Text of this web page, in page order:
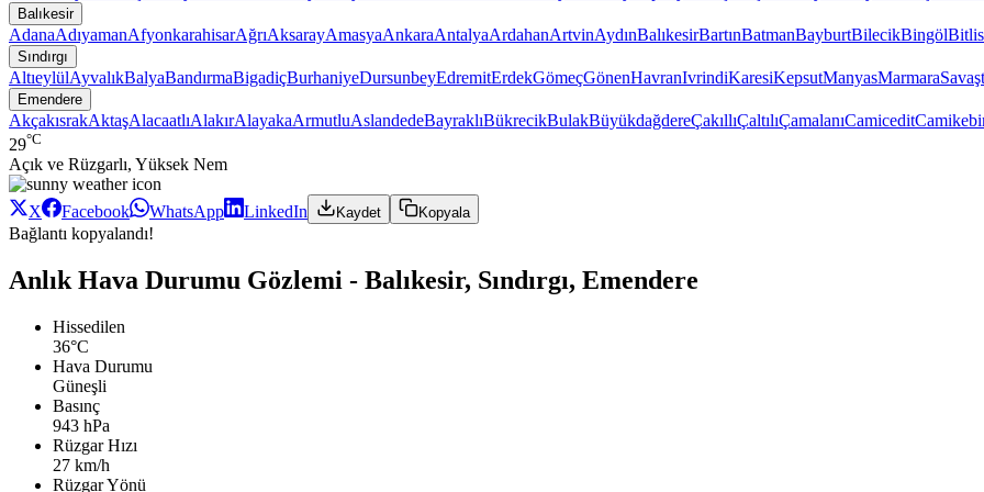
Balıkesir
AdanaAdıyamanAfyonkarahisarAğrıAksarayAmasyaAnkaraAntalyaArdahanArtvinAydınBalıkesirBartınBatmanBayburtBilecikBingölBitlis
Sındırgı
AltıeylülAyvalıkBalyaBandırmaBigadiçBurhaniyeDursunbeyEdremitErdekGömeçGönenHavranIvrindiKaresiKepsutManyasMarmara
Emendere
AkçakısrakAktaşAlacaatlıAlakırAlayakaArmutluAslandedeBayraklıBükrecikBulakBüyükdağdereÇakıllıÇaltılıÇamalanıCamicedit
29°C
Açık ve Rüzgarlı, Yüksek Nem
X Facebook WhatsApp LinkedIn Kaydet Kopyala
Bağlantı kopyalandı!
Anlık Hava Durumu Gözlemi - Balıkesir, Sındırgı, Emendere
Hissedilen
36°C
Hava Durumu
Güneşli
Basınç
943 hPa
Rüzgar Hızı
27 km/h
Rüzgar Yönü